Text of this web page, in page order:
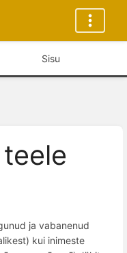
Sisu
ja vabanenud
kui inimeste